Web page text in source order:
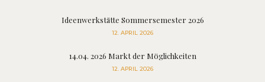
Ideenwerkstätte Sommersemester 2026
12. APRIL 2026
14.04. 2026 Markt der Möglichkeiten
12. APRIL 2026